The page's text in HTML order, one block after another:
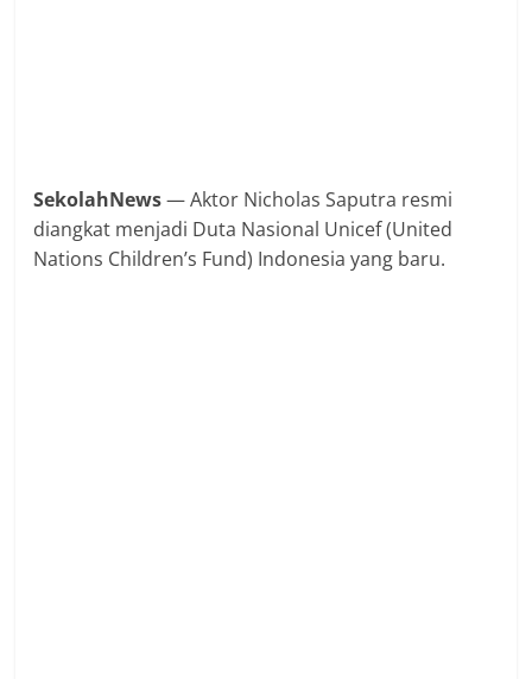
SekolahNews— Aktor Nicholas Saputra resmi
diangkat menjadi Duta Nasional Unicef (United
Nations Children’s Fund) Indonesia yang baru.